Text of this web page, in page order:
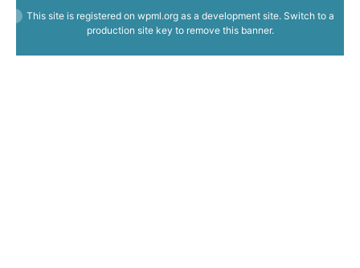
This site is registered on wpml.orgas a development site. Switch to a
production site key to remove this banner.